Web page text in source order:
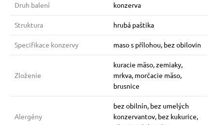
Druh balení konzerva
Struktura hrubá paštika
Specifikace konzervy maso s přílohou, bez obilovin
Zloženie
kuracie mäso, zemiaky,
mrkva, morčacie mäso,
brusnice
Alergény
bez obilnín, bez umelých
konzervantov, bez kukurice,